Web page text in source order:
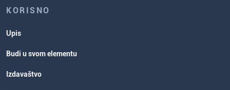
KORISNO
Upis
Budi u svom elementu
Izdavaštvo